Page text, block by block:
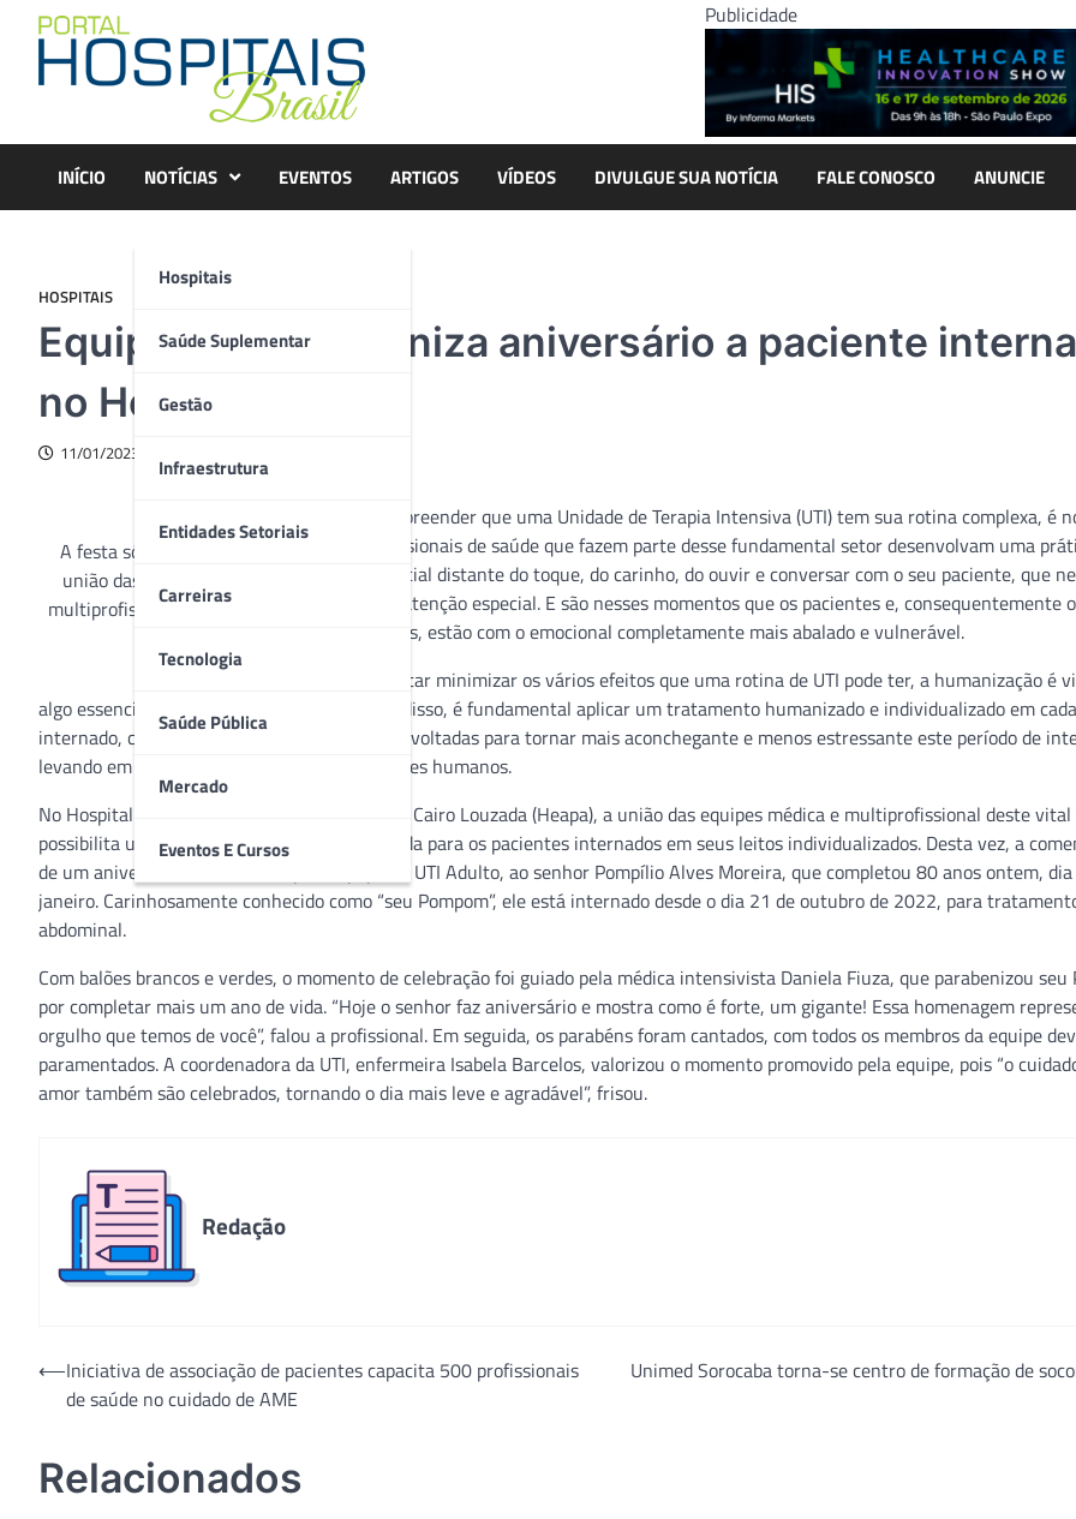
content
Publicidade
INÍCIO NOTÍCIAS
Hospitais
Saúde Suplementar
Gestão
Infraestrutura
Entidades Setoriais
Carreiras
Tecnologia
Saúde Pública
Mercado
Eventos E Cursos
EVENTOS ARTIGOS VÍDEOS DIVULGUE SUA NOTÍCIA FALE CONOSCO ANUNCIE
HOSPITAIS
Equipe de UTI organiza aniversário a paciente
no Heapa
11/01/2023
A festa só foi possível com a
união das equipes médica e
multiprofissional da UTI Adulto
Por compreender que uma Unidade de Terapia Intensiva (UTI) tem sua rotina complexa, é
os profissionais de saúde que fazem parte desse fundamental setor desenvolvam uma
assistencial distante do toque, do carinho, do ouvir e conversar com o seu paciente, que
de uma atenção especial. E são nesses momentos que os pacientes e, consequentemente
familiares, estão com o emocional completamente mais abalado e vulnerável.
Para tentar minimizar os vários efeitos que uma rotina de UTI pode ter, a humanização é
algo essencial dentro de um hospital. Diante disso, é fundamental aplicar um tratamento humanizado e individualizado em
internado, com ações e reflexões acolhedoras voltadas para tornar mais aconchegante e menos estressante este período de
levando em consideração a essência dos valores humanos.
No Hospital Estadual de Aparecida de Goiânia Cairo Louzada (Heapa), a união das equipes médica e multiprofissional deste
possibilita uma costumeira prática humanizada para os pacientes internados em seus leitos individualizados. Desta vez, a
de um aniversário foi realizada pela equipe da UTI Adulto, ao senhor Pompílio Alves Moreira, que completou 80 anos ontem,
janeiro. Carinhosamente conhecido como “seu Pompom”, ele está internado desde o dia 21 de outubro de 2022, para
abdominal.
Com balões brancos e verdes, o momento de celebração foi guiado pela médica intensivista Daniela Fiuza, que parabenizou seu
por completar mais um ano de vida. “Hoje o senhor faz aniversário e mostra como é forte, um gigante! Essa homenagem
orgulho que temos de você”, falou a profissional. Em seguida, os parabéns foram cantados, com todos os membros da equipe
paramentados. A coordenadora da UTI, enfermeira Isabela Barcelos, valorizou o momento promovido pela equipe, pois “o
amor também são celebrados, tornando o dia mais leve e agradável”, frisou.
Redação
Navegação
⟵Iniciativa de associação de pacientes capacita 500 profissionais
de saúde no cuidado de AME
Unimed Sorocaba torna-se centro de formação de
Relacionados